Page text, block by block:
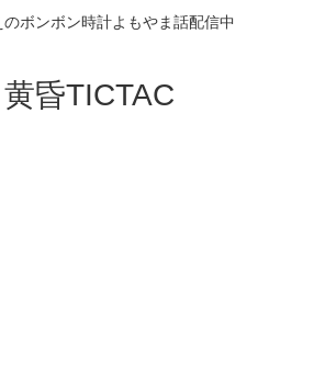
のボンボン時計よもやま話配信中
黄昏TICTAC